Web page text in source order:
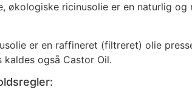
økologiske ricinusolie er en naturlig og
er en raffineret (filtreret) olie
kaldes også Castor Oil.